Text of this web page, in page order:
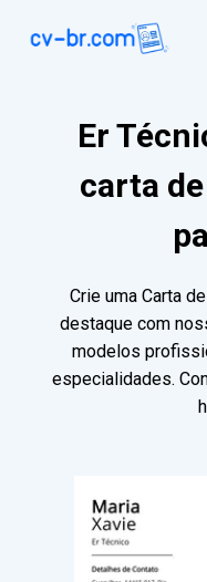
Er
carta
Crie uma Carta
destaque com
modelos
especialidades.